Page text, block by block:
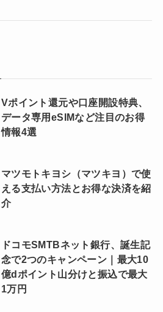
Vポイント還元や口座開設特典、
データ専用eSIMなど注目のお得
情報4選
マツモトキヨシ（マツキヨ）で使
える支払い方法とお得な決済を紹
介
ドコモSMTBネット銀行、誕生記
念で2つのキャンペーン｜最大10
億dポイント山分けと振込で最大
1万円